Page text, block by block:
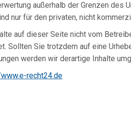
außerhalb der Grenzen
nur für den privaten, nicht
auf dieser Seite nicht vom
Sollten Sie trotzdem auf eine
werden wir derartige Inhalte
recht24.de